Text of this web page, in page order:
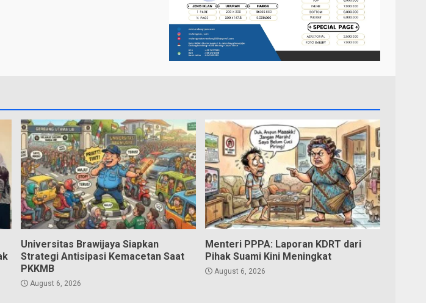
Universitas Brawijaya Siapkan
Strategi Antisipasi Kemacetan Saat
PKKMB
August 6, 2026
Menteri PPPA: Laporan KDRT dari
Pihak Suami Kini Meningkat
August 6, 2026